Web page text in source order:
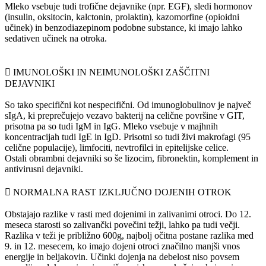
Mleko vsebuje tudi trofične dejavnike (npr. EGF), sledi hormonov
(insulin, oksitocin, kalctonin, prolaktin), kazomorfine (opioidni
učinek) in benzodiazepinom podobne substance, ki imajo lahko
sedativen učinek na otroka.
 IMUNOLOŠKI IN NEIMUNOLOŠKI ZAŠČITNI
DEJAVNIKI
So tako specifični kot nespecifični. Od imunoglobulinov je največ
sIgA, ki preprečujejo vezavo bakterij na celične površine v GIT,
prisotna pa so tudi IgM in IgG. Mleko vsebuje v majhnih
koncentracijah tudi IgE in IgD. Prisotni so tudi živi makrofagi (95
celične populacije), limfociti, nevtrofilci in epitelijske celice.
Ostali obrambni dejavniki so še lizocim, fibronektin, komplement in
antivirusni dejavniki.
 NORMALNA RAST IZKLJUČNO DOJENIH OTROK
Obstajajo razlike v rasti med dojenimi in zalivanimi otroci. Do 12.
meseca starosti so zalivančki povečini težji, lahko pa tudi večji.
Razlika v teži je približno 600g, najbolj očitna postane razlika med
9. in 12. mesecem, ko imajo dojeni otroci značilno manjši vnos
energije in beljakovin. Učinki dojenja na debelost niso povsem